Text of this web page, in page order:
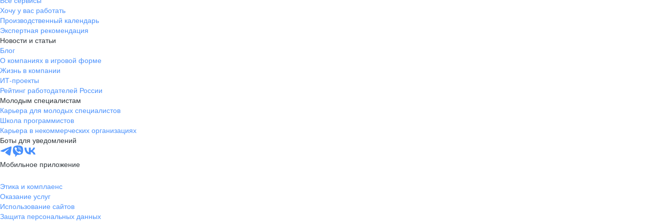
Хочу у вас работать
Производственный календарь
Экспертная рекомендация
Новости и статьи
Блог
О компаниях в игровой форме
Жизнь в компании
ИТ-проекты
Рейтинг работодателей России
Молодым специалистам
Карьера для молодых специалистов
Школа программистов
Карьера в некоммерческих организациях
Боты для уведомлений
Мобильное приложение
Этика и комплаенс
Оказание услуг
Использование сайтов
Защита персональных данных